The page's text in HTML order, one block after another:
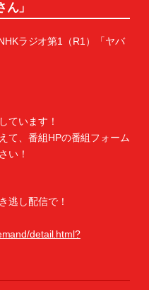
」
ラジオ第1（R1）「ヤバ
ています！
て、番組HPの番組フォーム
い！
逃し配信で！
detail.html?